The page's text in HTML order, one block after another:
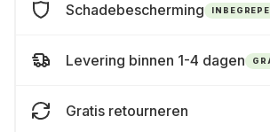
Schadebescherming
Levering binnen 1-4 dagen
Gratis retourneren